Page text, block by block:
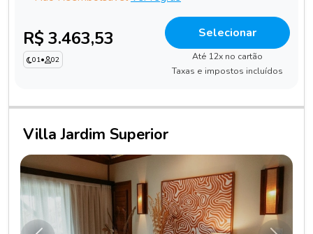
R$ 3.463,53
01• 02
Selecionar
Até 12x no cartão
Taxas e impostos incluídos
Villa Jardim Superior